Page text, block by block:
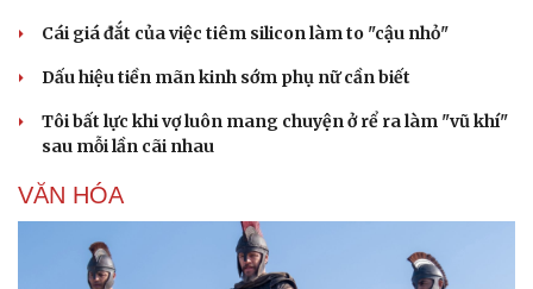
Cái giá đắt của việc tiêm silicon làm to "cậu nhỏ"
Dấu hiệu tiền mãn kinh sớm phụ nữ cần biết
Tôi bất lực khi vợ luôn mang chuyện ở rể ra làm "vũ khí"
sau mỗi lần cãi nhau
VĂN HÓA